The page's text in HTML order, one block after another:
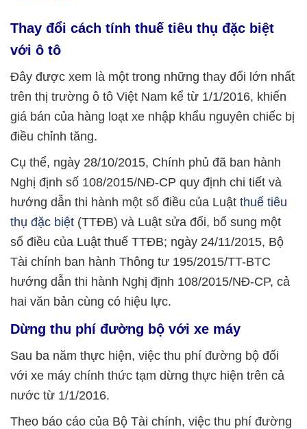
Thay đổi cách tính thuế tiêu thụ đặc biệt
với ô tô
Đây được xem là một trong những thay đổi lớn nhất
trên thị trường ô tô Việt Nam kể từ 1/1/2016, khiến
giá bán của hàng loạt xe nhập khẩu nguyên chiếc bị
điều chỉnh tăng.
Cụ thể, ngày 28/10/2015, Chính phủ đã ban hành
Nghị định số 108/2015/NĐ-CP quy định chi tiết và
hướng dẫn thi hành một số điều của Luật thuế tiêu
thụ đặc biệt (TTĐB) và Luật sửa đổi, bổ sung một
số điều của Luật thuế TTĐB; ngày 24/11/2015, Bộ
Tài chính ban hành Thông tư 195/2015/TT-BTC
hướng dẫn thi hành Nghị định 108/2015/NĐ-CP, cả
hai văn bản cùng có hiệu lực.
Dừng thu phí đường bộ với xe máy
Sau ba năm thực hiện, việc thu phí đường bộ đối
với xe máy chính thức tạm dừng thực hiện trên cả
nước từ 1/1/2016.
Theo báo cáo của Bộ Tài chính, việc thu phí đường